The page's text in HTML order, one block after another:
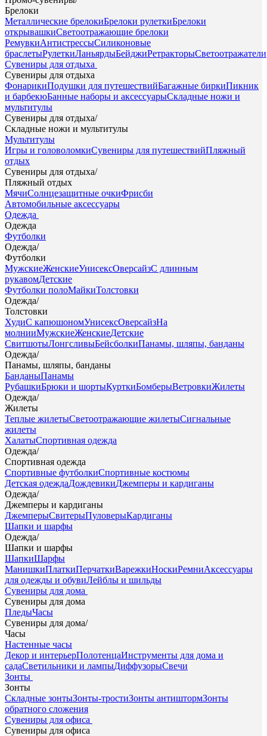
Брелоки
Металлические брелокиБрелоки рулеткиБрелоки
открывашкиСветоотражающие брелоки
РемувкиАнтистрессыСиликоновые
браслетыРулеткиЛаньярдыБейджиРетракторыСветоотражатели
Сувениры для отдыха
Сувениры для отдыха
ФонарикиПодушки для путешествийБагажные биркиПикник
и барбекюБанные наборы и аксессуарыСкладные ножи и
мультитулы
Сувениры для отдыха/
Складные ножи и мультитулы
Мультитулы
Игры и головоломкиСувениры для путешествийПляжный
отдых
Сувениры для отдыха/
Пляжный отдых
МячиСолнцезащитные очкиФрисби
Автомобильные аксессуары
Одежда
Одежда
Футболки
Одежда/
Футболки
МужскиеЖенскиеУнисексОверсайзС длинным
рукавомДетские
Футболки полоМайкиТолстовки
Одежда/
Толстовки
ХудиС капюшономУнисексОверсайзНа
молнииМужскиеЖенскиеДетские
СвитшотыЛонгсливыБейсболкиПанамы, шляпы, банданы
Одежда/
Панамы, шляпы, банданы
БанданыПанамы
РубашкиБрюки и шортыКурткиБомберыВетровкиЖилеты
Одежда/
Жилеты
Теплые жилетыСветоотражающие жилетыСигнальные
жилеты
ХалатыСпортивная одежда
Одежда/
Спортивная одежда
Спортивные футболкиСпортивные костюмы
Детская одеждаДождевикиДжемперы и кардиганы
Одежда/
Джемперы и кардиганы
ДжемперыСвитерыПуловерыКардиганы
Шапки и шарфы
Одежда/
Шапки и шарфы
ШапкиШарфы
МанишкиПлаткиПерчаткиВарежкиНоскиРемниАксессуары
для одежды и обувиЛейблы и шильды
Сувениры для дома
Сувениры для дома
ПледыЧасы
Сувениры для дома/
Часы
Настенные часы
Декор и интерьерПолотенцаИнструменты для дома и
садаСветильники и лампыДиффузорыСвечи
Зонты
Зонты
Складные зонтыЗонты-тростиЗонты антиштормЗонты
обратного сложения
Сувениры для офиса
Сувениры для офиса